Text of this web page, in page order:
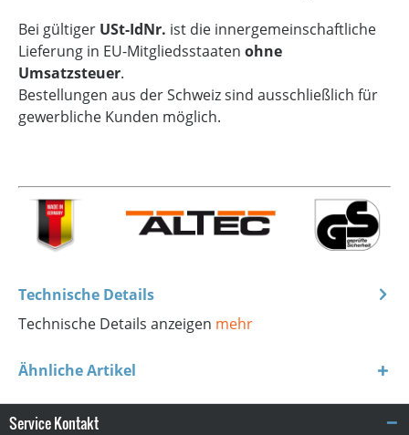
Bei gültiger USt-IdNr. ist die innergemeinschaftliche
Lieferung in EU-Mitgliedsstaaten ohne
Umsatzsteuer.
Bestellungen aus der Schweiz sind ausschließlich für
gewerbliche Kunden möglich.
Technische Details
Technische Details anzeigen mehr
Ähnliche Artikel
Service Kontakt